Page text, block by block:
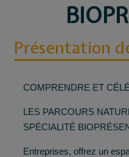
Présentation
COMPRENDRE ET
LES PARCOURS
SPÉCIALITÉ
Entreprises, offrez un